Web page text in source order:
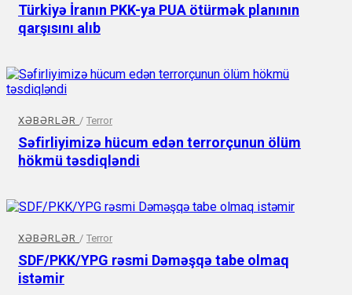
Türkiyə İranın PKK-ya PUA ötürmək planının
qarşısını alıb
XƏBƏRLƏR / Terror
Səfirliyimizə hücum edən terrorçunun ölüm
hökmü təsdiqləndi
XƏBƏRLƏR / Terror
SDF/PKK/YPG rəsmi Dəməşqə tabe olmaq
istəmir